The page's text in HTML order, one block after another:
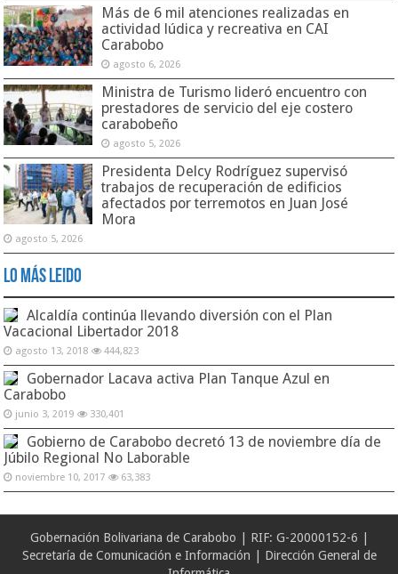
Más de 6 mil atenciones realizadas en
actividad lúdica y recreativa en CAI
Carabobo
agosto 6, 2026
Ministra de Turismo lideró encuentro con
prestadores de servicio del eje costero
carabobeño
agosto 5, 2026
Presidenta Delcy Rodríguez supervisó
trabajos de recuperación de edificios
afectados por terremotos en Juan José
Mora
agosto 5, 2026
Lo Más Leido
Alcaldía continúa llevando diversión con el Plan
Vacacional Libertador 2018
agosto 13, 2018 444,823
Gobernador Lacava activa Plan Tanque Azul en
Carabobo
junio 3, 2019 330,401
Gobierno de Carabobo decretó 13 de noviembre día de
Júbilo Regional No Laborable
noviembre 10, 2017 63,383
Gobernación Bolivariana de Carabobo | RIF: G-20000152-6 |
Secretaría de Comunicación e Información | Dirección General de